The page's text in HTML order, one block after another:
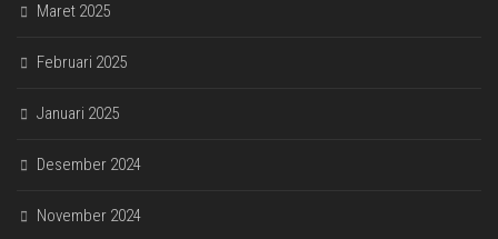
Maret 2025
Februari 2025
Januari 2025
Desember 2024
November 2024